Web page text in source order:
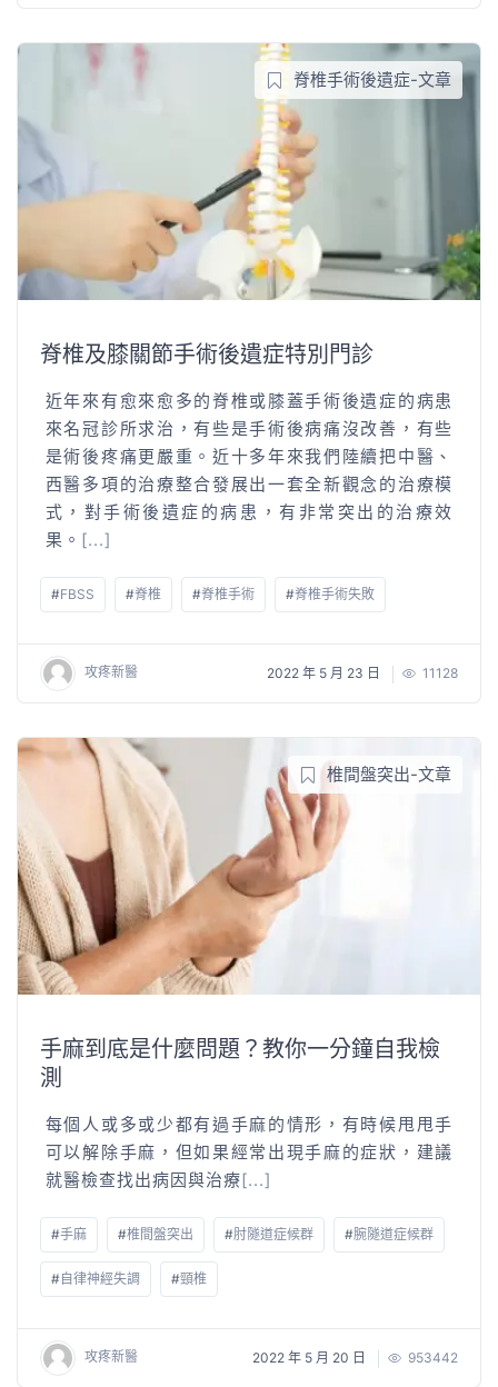
脊椎手術後遺症-文章
脊椎及膝關節手術後遺症特別門診
近年來有愈來愈多的脊椎或膝蓋手術後遺症的病患
來名冠診所求治，有些是手術後病痛沒改善，有些
是術後疼痛更嚴重。近十多年來我們陸續把中醫、
西醫多項的治療整合發展出一套全新觀念的治療模
式，對手術後遺症的病患，有非常突出的治療效
果。 [...]
#FBSS #脊椎 #脊椎手術 #脊椎手術失敗
攻疼新醫 2022 年 5 月 23 日 11128
椎間盤突出-文章
手麻到底是什麼問題？教你一分鐘自我檢
測
每個人或多或少都有過手麻的情形，有時候甩甩手
可以解除手麻，但如果經常出現手麻的症狀，建議
就醫檢查找出病因與治療[...]
#手麻 #椎間盤突出 #肘隧道症候群 #腕隧道症候群
#自律神經失調 #頸椎
攻疼新醫 2022 年 5 月 20 日 953442